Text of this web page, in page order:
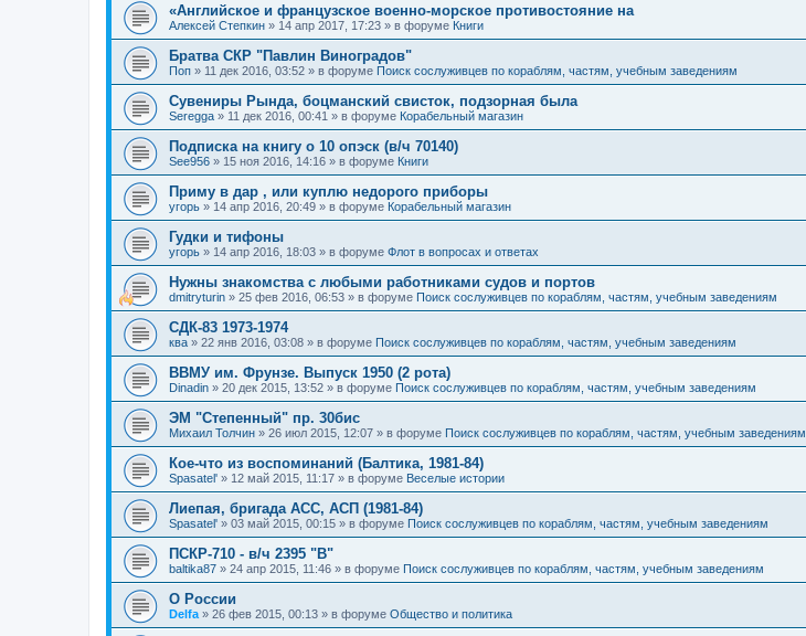
«Английское и французское военно-морское противостояние на
Алексей Степкин » 14 апр 2017, 17:23 » в форуме Книги
Братва СКР "Павлин Виноградов"
Поп » 11 дек 2016, 03:52 » в форуме Поиск сослуживцев по кораблям, частям, учебным заведениям
Сувениры Рында, боцманский свисток, подзорная была
Seregga » 11 дек 2016, 00:41 » в форуме Корабельный магазин
Подписка на книгу о 10 опэск (в/ч 70140)
See956 » 15 ноя 2016, 14:16 » в форуме Книги
Приму в дар , или куплю недорого приборы
угорь » 14 апр 2016, 20:49 » в форуме Корабельный магазин
Гудки и тифоны
угорь » 14 апр 2016, 18:03 » в форуме Флот в вопросах и ответах
Нужны знакомства с любыми работниками судов и портов
dmitryturin » 25 фев 2016, 06:53 » в форуме Поиск сослуживцев по кораблям, частям, учебным заведениям
СДК-83 1973-1974
ква » 22 янв 2016, 03:08 » в форуме Поиск сослуживцев по кораблям, частям, учебным заведениям
ВВМУ им. Фрунзе. Выпуск 1950 (2 рота)
Dinadin » 20 дек 2015, 13:52 » в форуме Поиск сослуживцев по кораблям, частям, учебным заведениям
ЭМ "Степенный" пр. 30бис
Михаил Толчин » 26 июл 2015, 12:07 » в форуме Поиск сослуживцев по кораблям, частям, учебным заведениям
Кое-что из воспоминаний (Балтика, 1981-84)
Spasatel' » 12 май 2015, 11:17 » в форуме Веселые истории
Лиепая, бригада АСС, АСП (1981-84)
Spasatel' » 03 май 2015, 00:15 » в форуме Поиск сослуживцев по кораблям, частям, учебным заведениям
ПСКР-710 - в/ч 2395 "В"
baltika87 » 24 апр 2015, 11:46 » в форуме Поиск сослуживцев по кораблям, частям, учебным заведениям
О России
Delfa » 26 фев 2015, 00:13 » в форуме Общество и политика